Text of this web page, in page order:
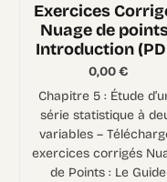
Exercices
Nuage de
Introduction
0,00€
Chapitre 5 : Étude
série statistique à
variables –
exercices corrigés
de Points : Le Guide